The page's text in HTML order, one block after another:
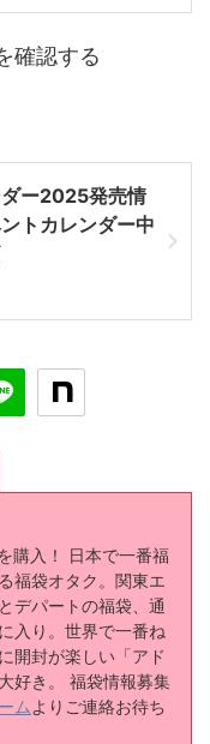
確認する
ー2025発売情
トカレンダー中
購入！ 日本で一番福
福袋オタク。関東エ
デパートの福袋、通
入り。世界で一番ね
開封が楽しい「アド
好き。 福袋情報募集
ム よりご連絡お待ち